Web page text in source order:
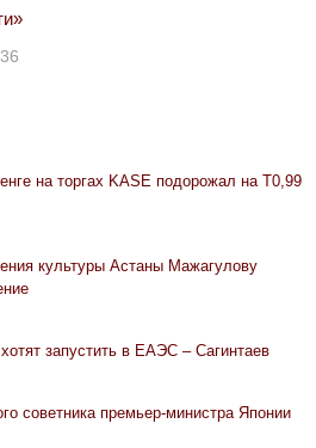
на торгах KASE подорожал на Т0,99
культуры Астаны Мажагулову
запустить в ЕАЭС – Сагинтаев
советника премьер-министра Японии